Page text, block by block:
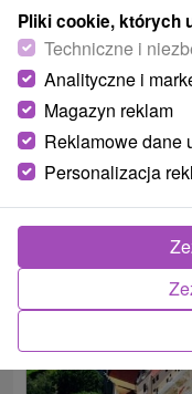
Jeziora, jeziora,
Atrakcje dla dzieci(52)
Wodospady(14)
Aquaparki, baseny(8)
Wsie i miasta
Liptovský Hrádok(1)
Pliki cookie, których
Techniczne i
Analityczne i
Magazyn reklam
Reklamowe dane
Personalizacja